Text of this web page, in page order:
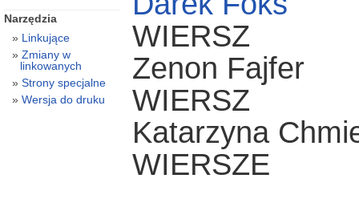
WIERSZ
Zenon Fajfer
WIERSZ
Katarzyna
WIERSZE
Narzędzia
Linkujące
Zmiany w
linkowanych
Strony specjalne
Wersja do druku